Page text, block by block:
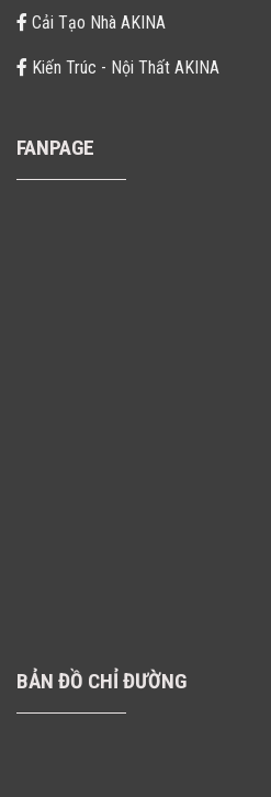
Cải Tạo Nhà AKINA
Kiến Trúc - Nội Thất AKINA
FANPAGE
BẢN ĐỒ CHỈ ĐƯỜNG